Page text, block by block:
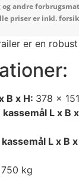
andre
priser er inkl.
er en
B x H: 378 ×
L x B
L x B x
750 kg